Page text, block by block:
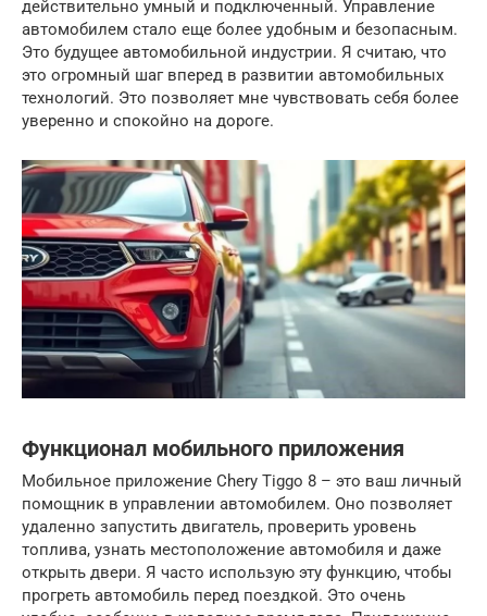
действительно умный и подключенный. Управление
автомобилем стало еще более удобным и безопасным.
Это будущее автомобильной индустрии. Я считаю, что
это огромный шаг вперед в развитии автомобильных
технологий. Это позволяет мне чувствовать себя более
уверенно и спокойно на дороге.
Функционал мобильного приложения
Мобильное приложение Chery Tiggo 8 – это ваш личный
помощник в управлении автомобилем. Оно позволяет
удаленно запустить двигатель, проверить уровень
топлива, узнать местоположение автомобиля и даже
открыть двери. Я часто использую эту функцию, чтобы
прогреть автомобиль перед поездкой. Это очень